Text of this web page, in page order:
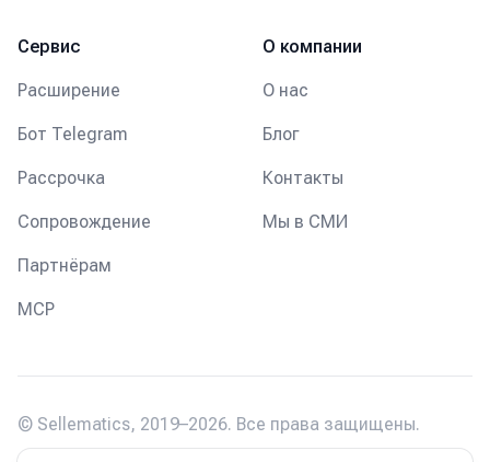
Сервис
Расширение
Бот Telegram
Рассрочка
Сопровождение
Партнёрам
MCP
О компании
О нас
Блог
Контакты
Мы в СМИ
© Sellematics, 2019–2026. Все права защищены.